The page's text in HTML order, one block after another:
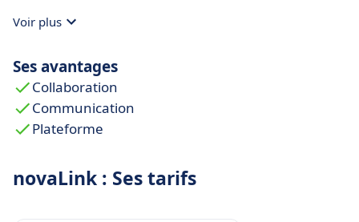
Voir plus
Ses avantages
Collaboration
Communication
Plateforme
novaLink : Ses tarifs